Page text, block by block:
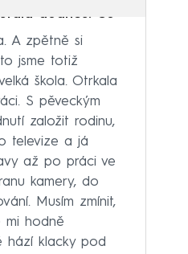
dodnes. Co
A zpětně si
jsme totiž
škola. Otrkala
S pěveckým
založit rodinu,
televize a já
až po práci ve
kamery, do
Musím zmínit,
mi hodně
hází klacky pod